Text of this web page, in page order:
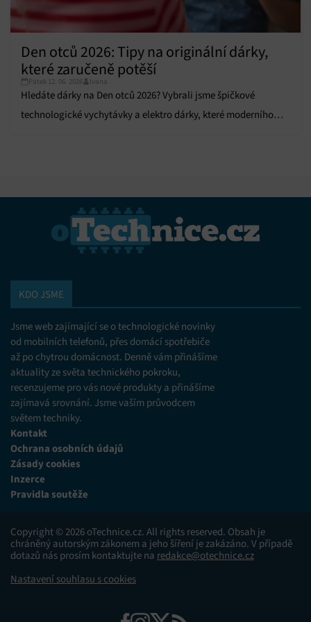
Den otců 2026: Tipy na originální dárky,
které zaručeně potěší
Pátek 12. 06. 2026 Ivana
Hledáte dárky na Den otců 2026? Vybrali jsme špičkové
technologické vychytávky a elektro dárky, které moderního
KDO JSME
Jsme web zajímající se o technologické novinky
od mobilních telefonů, přes domácí spotřebiče
až po chytrou domácnost. Denně vám přinášíme
aktuality ze světa technického pokroku,
recenzujeme pro vás nové produkty a přinášíme
zajímavá srovnání. Jsme vaším průvodcem
světem techniky.
Kontakt
Ochrana osobních údajů
Zásady cookies
Inzerce
Pravidla soutěže
Copyright © 2026 oTechnice.cz. All rights reserved. Obsah je
chráněný autorským zákonem a jeho šíření je zakázáno. V případě
dotazů nás prosím kontaktujte na redakce@otechnice.cz
Nastavení souhlasu s cookies